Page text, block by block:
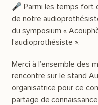
🎤 Parmi les temps fort
de notre
du symposium «
l’audioprothésiste ».
Merci à l’ensemble des
rencontre sur le stand
organisatrice pour ce
partage de